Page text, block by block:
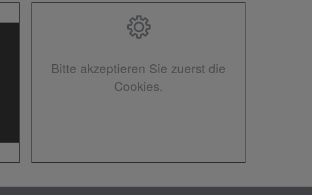
Bitte akzeptieren Sie zuerst die
Cookies.